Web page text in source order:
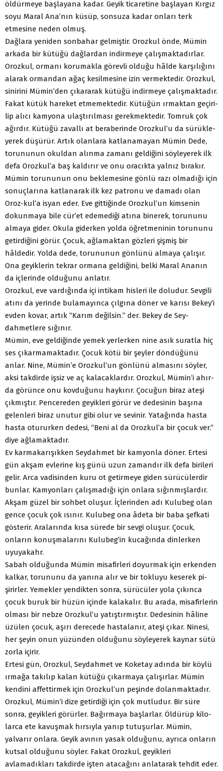
öldürmeye başlayana kadar. Geyik tica­retine başlayan Kırgız
soyu Maral Ana’nın küsüp, sonsuza ka­dar onları terk
etmesine neden olmuş.
Dağlara yeniden sonbahar gelmiştir. Orozkul önde, Mü­min
arkada bir kütüğü dağlardan indirmeye çalışmaktadırlar.
Orozkul, ormanı korumakla görevli olduğu hâlde karşılığını
alarak ormandan ağaç kesilmesine izin vermektedir. Orozkul,
sinirini Mümin’den çıkararak kütüğü indirmeye çalışmaktadır.
Fakat kütük hareket etmemektedir. Kütüğün ırmaktan geçiri­
lip alıcı kamyona ulaştırılması gerekmektedir. Tomruk çok
ağırdır. Kütüğü zavallı at beraberinde Orozkul’u da sürükle­
yerek düşürür. Artık olanlara katlanamayan Mümin Dede,
to­rununun okuldan alınma zamanı geldiğini söyleyerek ilk
de­fa Orozkul’a baş kaldırır ve onu oracıkta yalnız bırakır.
Mü­min torununun onu beklemesine gönlü razı olmadığı için
so­nuçlarına katlanarak ilk kez patronu ve damadı olan
Oroz-kul’a isyan eder. Eve gittiğinde Orozkul’un kimsenin
dokun­maya bile cür’et edemediği atına binerek, torununu
almaya gider. Okula giderken yolda öğretmeninin torununu
getirdiği­ni görür. Çocuk, ağlamaktan gözleri şişmiş bir
hâldedir. Yol­da dede, torununun gönlünü almaya çalışır.
Ona geyiklerin tekrar ormana geldiğini, belki Maral Ananın
da içlerinde ol­duğunu anlatır.
Orozkul, eve vardığında içi intikam hisleri ile doludur. Sev­gili
atını da yerinde bulamayınca çılgına döner ve karısı Bekey’i
evden kovar, artık “Karım değilsin.” der. Bekey de Sey-
dahmetlere sığınır.
Mümin, eve geldiğinde yemek yerlerken nine asık suratla hiç
ses çıkarmamaktadır. Çocuk kötü bir şeyler döndüğünü
anlar. Nine, Mümin’e Orozkul’un gönlünü almasını söyler,
aksi takdirde işsiz ve aç kalacaklardır. Orozkul, Mümin’i ahır­
da görünce onu kovduğunu haykırır. Çocuğun biraz ateşi
çık­mıştır. Pencereden geyikleri görür ve dedesinin başına
gelen­leri biraz unutur gibi olur ve sevinir. Yatağında hasta
hasta otururken dedesi, “Beni al da Orozkul’a bir çocuk ver.”
diye ağlamaktadır.
Ev karmakarışıkken Seydahmet bir kamyonla döner. Erte­si
gün akşam evlerine kış günü uzun zamandır ilk defa birileri
gelir. Arca vadisinden kuru ot getirmeye giden sürücülerdir
bunlar. Kamyonları çalışmadığı için onlara sığınmışlardır.
Ak­şam güzel bir sohbet oluşur. İçlerinden adı Kulubeg olan
gence çocuk çok ısınır. Kulubeg ona âdeta bir baba şefkati
gösterir. Aralarında kısa sürede bir sevgi oluşur. Çocuk,
onların konuş­malarını Kulubeg’in kucağında dinlerken
uyuyakahr.
Sabah olduğunda Mümin misafirleri doyurmak için erken­den
kalkar, torununu da yanına alır ve bir tokluyu keserek pi­
şirirler. Yemekler yendikten sonra, sürücüler yola çıkınca
çocuk buruk bir hüzün içinde kalakalır. Bu arada, misafirlerin
olması bir nebze Orozkul’u yatıştırmıştır. Dedesinin hâline
üzülen ço­cuk, aşırı derecede hastalanır, ateşi çıkar. Ninesi,
her şeyin onun yüzünden olduğunu söyleyerek kaynar sütü
zorla içirir.
Ertesi gün, Orozkul, Seydahmet ve Koketay adında bir köylü
ırmağa takılıp kalan kütüğü çıkarmaya çalışırlar. Mü­min
kendini affettirmek için Orozkul’un peşinde dolanmakta­dır.
Orozkul, Mümin’i dize getirdiği için çok mutludur. Bir süre
sonra, geyikleri görürler. Bağırmaya başlarlar. Öldürüp kilo­
larca ete kavuşmak hırsıyla yanıp tutuşurlar. Mümin,
yalvarır onlara. Geyik avının yasak olduğunu, ayrıca onların
kutsal olduğunu söyler. Fakat Orozkul, geyikleri
avlamadıkları tak­dirde işten atacağını anlatarak tehdit eder.